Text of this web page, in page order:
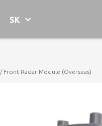
SK
/ Front Radar Module (Overseas)